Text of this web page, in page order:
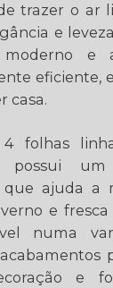
trazer o ar
e
e
eficiente,
casa.
folhas
possui
que ajuda a
e fresca
numa
e